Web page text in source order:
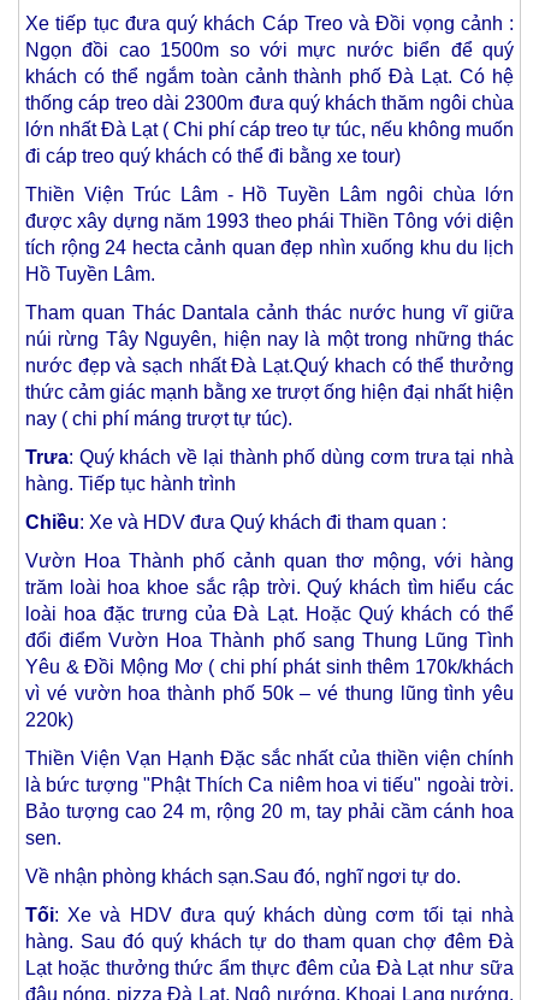
Xe tiếp tục đưa quý khách Cáp Treo và Đồi vọng cảnh :
Ngọn đồi cao 1500m so với mực nước biển để quý
khách có thể ngắm toàn cảnh thành phố Đà Lạt. Có hệ
thống cáp treo dài 2300m đưa quý khách thăm ngôi chùa
lớn nhất Đà Lạt ( Chi phí cáp treo tự túc, nếu không muốn
đi cáp treo quý khách có thể đi bằng xe tour)
Thiền Viện Trúc Lâm - Hồ Tuyền Lâm ngôi chùa lớn
được xây dựng năm 1993 theo phái Thiền Tông với diện
tích rộng 24 hecta cảnh quan đẹp nhìn xuống khu du lịch
Hồ Tuyền Lâm.
Tham quan Thác Dantala cảnh thác nước hung vĩ giữa
núi rừng Tây Nguyên, hiện nay là một trong những thác
nước đẹp và sạch nhất Đà Lạt.Quý khach có thể thưởng
thức cảm giác mạnh bằng xe trượt ống hiện đại nhất hiện
nay ( chi phí máng trượt tự túc).
Trưa: Quý khách về lại thành phố dùng cơm trưa tại nhà
hàng. Tiếp tục hành trình
Chiều: Xe và HDV đưa Quý khách đi tham quan :
Vườn Hoa Thành phố cảnh quan thơ mộng, với hàng
trăm loài hoa khoe sắc rập trời. Quý khách tìm hiểu các
loài hoa đặc trưng của Đà Lạt. Hoặc Quý khách có thể
đổi điểm Vườn Hoa Thành phố sang Thung Lũng Tình
Yêu & Đồi Mộng Mơ ( chi phí phát sinh thêm 170k/khách
vì vé vườn hoa thành phố 50k – vé thung lũng tình yêu
220k)
Thiền Viện Vạn Hạnh Đặc sắc nhất của thiền viện chính
là bức tượng "Phật Thích Ca niêm hoa vi tiếu" ngoài trời.
Bảo tượng cao 24 m, rộng 20 m, tay phải cầm cánh hoa
sen.
Về nhận phòng khách sạn.Sau đó, nghĩ ngơi tự do.
Tối: Xe và HDV đưa quý khách dùng cơm tối tại nhà
hàng. Sau đó quý khách tự do tham quan chợ đêm Đà
Lạt hoặc thưởng thức ẩm thực đêm của Đà Lạt như sữa
đậu nóng, pizza Đà Lạt, Ngô nướng, Khoai Lang nướng,